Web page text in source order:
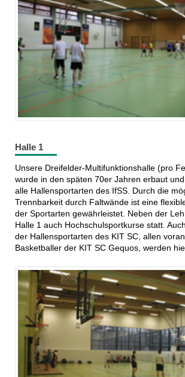
Halle 1
Unsere Dreifelder-Multifunktionshalle (pro
wurde in den späten 70er Jahren erbaut
alle Hallensportarten des IfSS. Durch die
Trennbarkeit durch Faltwände ist eine
der Sportarten gewährleistet. Neben der
Halle 1 auch Hochschulsportkurse statt.
der Hallensportarten des KIT SC, allen
Basketballer der KIT SC Gequos, werden